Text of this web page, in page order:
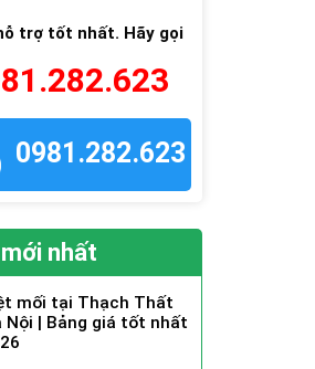
trợ tốt nhất. Hãy gọi
0981.282.623
nhất
mối tại Thạch Thất
Nội | Bảng giá tốt nhất